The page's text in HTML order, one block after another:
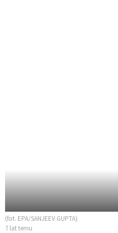
(fot. EPA/SANJEEV GUPTA)
7 lat temu